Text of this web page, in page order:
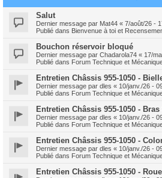
Salut
Dernier message par Mat44 « 7/août/26 -
Publié dans Bienvenue à toi et
Bouchon réservoir bloqué
Dernier message par Chadarola74 « 17/
Publié dans Forum Technique et
Entretien Châssis 955-1050 -
Dernier message par dles « 10/janv./26 -
Publié dans Forum Technique et
Entretien Châssis 955-1050 -
Dernier message par dles « 10/janv./26 -
Publié dans Forum Technique et
Entretien Châssis 955-1050 -
Dernier message par dles « 10/janv./26 -
Publié dans Forum Technique et
Entretien Châssis 955-1050 -